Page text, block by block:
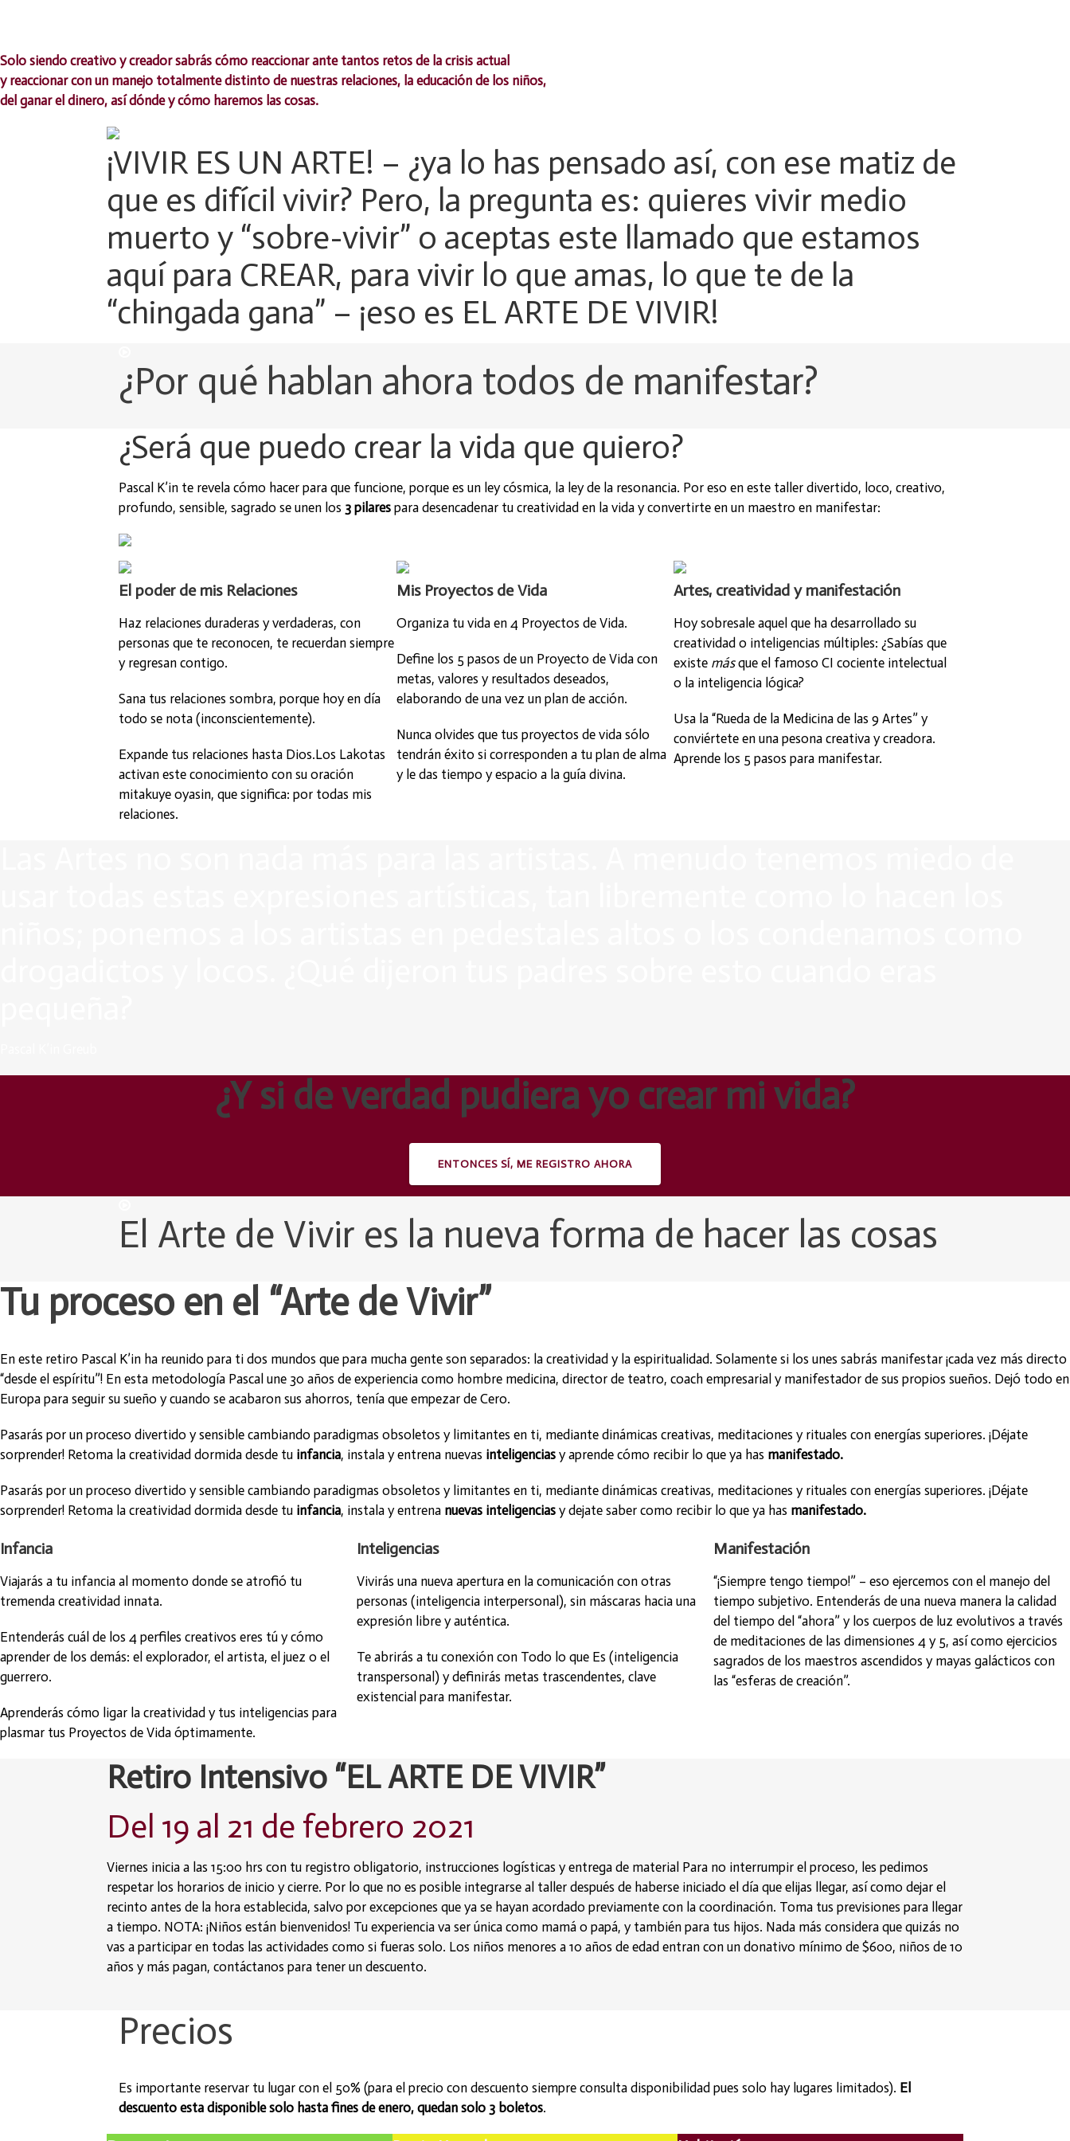
Solo siendo creativo y creador sabrás cómo reaccionar ante tantos retos de la crisis actual
y reaccionar con un manejo totalmente distinto de nuestras relaciones, la educación de los niños,
del ganar el dinero, así dónde y cómo haremos las cosas.
¡VIVIR ES UN ARTE! – ¿ya lo has pensado así, con ese matiz de
que es difícil vivir? Pero, la pregunta es: quieres vivir medio
muerto y “sobre-vivir” o aceptas este llamado que estamos
aquí para CREAR, para vivir lo que amas, lo que te de la
“chingada gana” – ¡eso es EL ARTE DE VIVIR!
¿Por qué hablan ahora todos de manifestar?
¿Será que puedo crear la vida que quiero?
Pascal K’in te revela cómo hacer para que funcione, porque es un ley cósmica, la ley de la resonancia. Por eso en este taller divertido, loco, creativo,
profundo, sensible, sagrado se unen los 3 pilares para desencadenar tu creatividad en la vida y convertirte en un maestro en manifestar:
El poder de mis Relaciones
Haz relaciones duraderas y verdaderas, con
personas que te reconocen, te recuerdan siempre
y regresan contigo.
Sana tus relaciones sombra, porque hoy en día
todo se nota (inconscientemente).
Expande tus relaciones hasta Dios.Los Lakotas
activan este conocimiento con su oración
mitakuye oyasin, que significa: por todas mis
relaciones.
Mis Proyectos de Vida
Organiza tu vida en 4 Proyectos de Vida.
Define los 5 pasos de un Proyecto de Vida con
metas, valores y resultados deseados,
elaborando de una vez un plan de acción.
Nunca olvides que tus proyectos de vida sólo
tendrán éxito si corresponden a tu plan de alma
y le das tiempo y espacio a la guía divina.
Artes, creatividad y manifestación
Hoy sobresale aquel que ha desarrollado su
creatividad o inteligencias múltiples: ¿Sabías que
existe másque el famoso CI cociente intelectual
o la inteligencia lógica?
Usa la “Rueda de la Medicina de las 9 Artes” y
conviértete en una pesona creativa y creadora.
Aprende los 5 pasos para manifestar.
¿Y si de verdad pudiera yo crear mi vida?
ENTONCES SÍ, ME REGISTRO AHORA
El Arte de Vivir es la nueva forma de hacer las cosas
Tu proceso en el “Arte de Vivir”
En este retiro Pascal K’in ha reunido para ti dos mundos que para mucha gente son separados: la creatividad y la espiritualidad. Solamente si los unes sabrás manifestar ¡cada vez más directo
“desde el espíritu”! En esta metodología Pascal une 30 años de experiencia como hombre medicina, director de teatro, coach empresarial y manifestador de sus propios sueños. Dejó todo en
Europa para seguir su sueño y cuando se acabaron sus ahorros, tenía que empezar de Cero.
Pasarás por un proceso divertido y sensible cambiando paradigmas obsoletos y limitantes en ti, mediante dinámicas creativas, meditaciones y rituales con energías superiores. ¡Déjate
sorprender! Retoma la creatividad dormida desde tu infancia, instala y entrena nuevas inteligencias y aprende cómo recibir lo que ya has manifestado.
Pasarás por un proceso divertido y sensible cambiando paradigmas obsoletos y limitantes en ti, mediante dinámicas creativas, meditaciones y rituales con energías superiores. ¡Déjate
sorprender! Retoma la creatividad dormida desde tu infancia, instala y entrena nuevas inteligencias y dejate saber como recibir lo que ya has manifestado.
Infancia
Viajarás a tu infancia al momento donde se atrofió tu
tremenda creatividad innata.
Entenderás cuál de los 4 perfiles creativos eres tú y cómo
aprender de los demás: el explorador, el artista, el juez o el
guerrero.
Aprenderás cómo ligar la creatividad y tus inteligencias para
plasmar tus Proyectos de Vida óptimamente.
Inteligencias
Vivirás una nueva apertura en la comunicación con otras
personas (inteligencia interpersonal), sin máscaras hacia una
expresión libre y auténtica.
Te abrirás a tu conexión con Todo lo que Es (inteligencia
transpersonal) y definirás metas trascendentes, clave
existencial para manifestar.
Manifestación
“¡Siempre tengo tiempo!” – eso ejercemos con el manejo del
tiempo subjetivo. Entenderás de una nueva manera la calidad
del tiempo del “ahora” y los cuerpos de luz evolutivos a través
de meditaciones de las dimensiones 4 y 5, así como ejercicios
sagrados de los maestros ascendidos y mayas galácticos con
las “esferas de creación”.
Retiro Intensivo “EL ARTE DE VIVIR”
Del 19 al 21 de febrero 2021
Viernes inicia a las 15:00 hrs con tu registro obligatorio, instrucciones logísticas y entrega de material Para no interrumpir el proceso, les pedimos
respetar los horarios de inicio y cierre. Por lo que no es posible integrarse al taller después de haberse iniciado el día que elijas llegar, así como dejar el
recinto antes de la hora establecida, salvo por excepciones que ya se hayan acordado previamente con la coordinación. Toma tus previsiones para llegar
a tiempo. NOTA: ¡Niños están bienvenidos! Tu experiencia va ser única como mamá o papá, y también para tus hijos. Nada más considera que quizás no
vas a participar en todas las actividades como si fueras solo. Los niños menores a 10 años de edad entran con un donativo mínimo de $600, niños de 10
años y más pagan, contáctanos para tener un descuento.
Precios
Es importante reservar tu lugar con el 50% (para el precio con descuento siempre consulta disponibilidad pues solo hay lugares limitados). El
descuento esta disponible solo hasta fines de enero, quedan solo 3 boletos.